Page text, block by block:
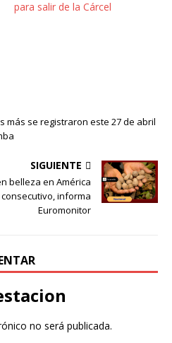
para salir de la Cárcel
más se registraron este 27 de abril
SIGUIENTE
belleza en América
informa
Euromonitor
no será publicada.